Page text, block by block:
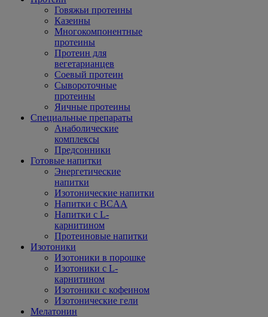
Говяжьи протеины
Казеины
Многокомпонентные
протеины
Протеин для
вегетарианцев
Соевый протеин
Сывороточные
протеины
Яичные протеины
Специальные препараты
Анаболические
комплексы
Предсонники
Готовые напитки
Энергетические
напитки
Изотонические напитки
Напитки с BCAA
Напитки с L-
карнитином
Протеиновые напитки
Изотоники
Изотоники в порошке
Изотоники с L-
карнитином
Изотоники с кофеином
Изотонические гели
Мелатонин